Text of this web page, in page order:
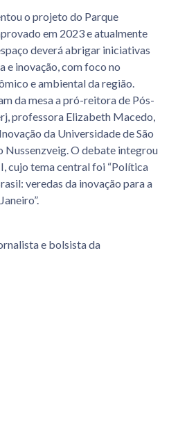
o projeto do Parque
em 2023 e atualmente
deverá abrigar iniciativas
e inovação, com foco no
e ambiental da região.
da mesa a pró-reitora de Pós-
professora Elizabeth Macedo,
da Universidade de São
Nussenzveig. O debate integrou
cujo tema central foi “Política
veredas da inovação para a
e bolsista da